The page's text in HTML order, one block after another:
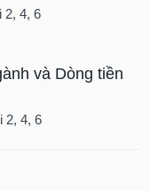
2, 4, 6
và Dòng tiền
2, 4, 6